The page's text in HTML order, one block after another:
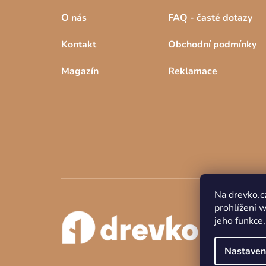
Na
prohlížení
jeho
O nás
Kontakt
Magazín
FAQ - časté dotazy
Obchodní podmínky
Reklamace